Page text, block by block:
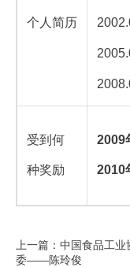
个人简历
受到何
种奖励
2009
2010
上一篇：中国食品工
委——陈玲俊